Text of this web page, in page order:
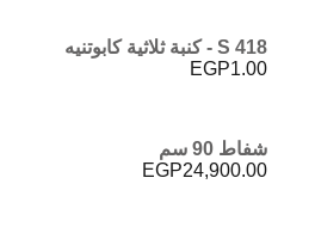
S 418 - كنبة ثلاثية كابوتنيه
EGP1.00
شفاط 90 سم
EGP24,900.00